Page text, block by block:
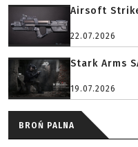
Airsoft
22.07.2026
Stark Arms
19.07.2026
BROŃ PALNA